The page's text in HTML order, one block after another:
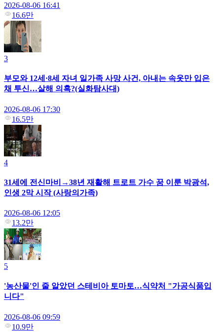
2026-08-06 16:41
16.6만
3
부모와 12세·8세 자녀 일가족 사망 사건, 아내는 속옷만 입은
채 투신…살해 의혹?(실화탐사대)
2026-08-06 17:30
16.5만
4
31세에 전신마비→38년 재활해 트로트 가수 꿈 이룬 박광석,
인생 2막 시작 (사랑의가족)
2026-08-06 12:05
13.2만
5
'농산물'인 줄 알았던 스테비아 토마토…식약처 "가공식품입
니다"
2026-08-06 09:59
10.9만